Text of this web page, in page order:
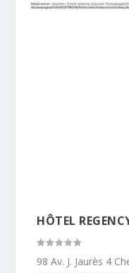
HÔTEL
98 Av. J. Jaurès 4